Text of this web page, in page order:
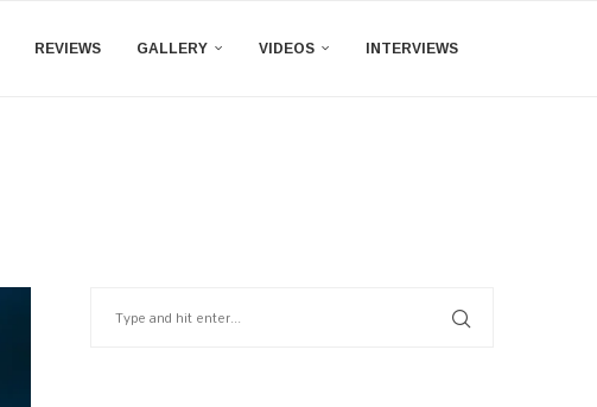
REVIEWS GALLERY VIDEOS INTERVIEWS